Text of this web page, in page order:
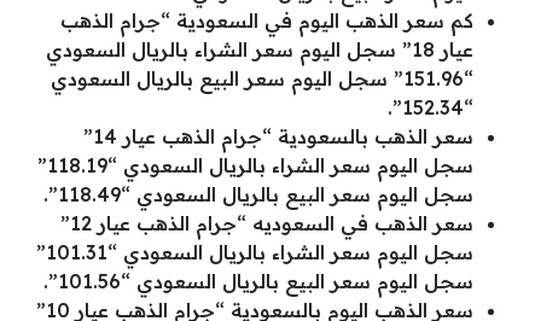
كم سعر الذهب اليوم في السعودية “جرام الذهب
عيار 18” سجل اليوم سعر الشراء بالريال السعودي
“151.96” سجل اليوم سعر البيع بالريال السعودي
“152.34”.
سعر الذهب بالسعودية “جرام الذهب عيار 14”
سجل اليوم سعر الشراء بالريال السعودي “118.19”
سجل اليوم سعر البيع بالريال السعودي “118.49”.
سعر الذهب في السعوديه “جرام الذهب عيار 12”
سجل اليوم سعر الشراء بالريال السعودي “101.31”
سجل اليوم سعر البيع بالريال السعودي “101.56”.
سعر الذهب اليوم بالسعودية “جرام الذهب عيار 10”